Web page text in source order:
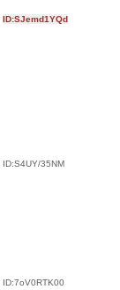
ID:SJemd1YQd
ID:S4UY/35NM
ID:7oV0RTK00